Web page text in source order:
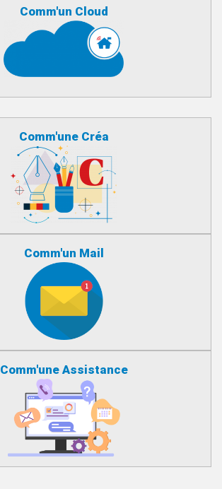
Comm'un Cloud
Comm'une Créa
Comm'un Mail
Comm'une Assistance